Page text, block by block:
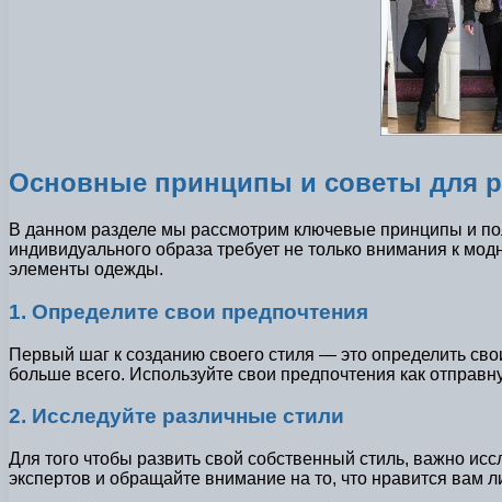
Основные принципы и советы для
В данном разделе мы рассмотрим ключевые принципы и
индивидуального образа требует не только внимания к
элементы одежды.
1. Определите свои предпочтения
Первый шаг к созданию своего стиля — это определить
больше всего. Используйте свои предпочтения как
2. Исследуйте различные стили
Для того чтобы развить свой собственный стиль, важно
экспертов и обращайте внимание на то, что нравится вам